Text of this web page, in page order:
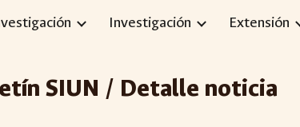
Skip to
Investigación Extensión
SIUN / Detalle noticia